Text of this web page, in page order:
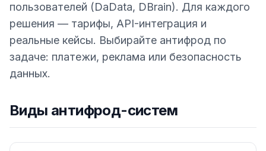
пользователей (DaData, DBrain). Для каждого
решения — тарифы, API-интеграция и
реальные кейсы. Выбирайте антифрод по
задаче: платежи, реклама или безопасность
данных.
Виды антифрод-систем